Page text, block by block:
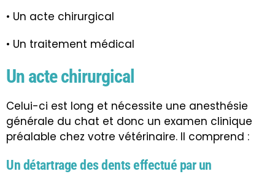
• Un acte chirurgical
• Un traitement médical
Un acte chirurgical
Celui-ci est long et nécessite une anesthésie
générale du chat et donc un examen clinique
préalable chez votre vétérinaire. Il comprend :
Un détartrage des dents effectué par un